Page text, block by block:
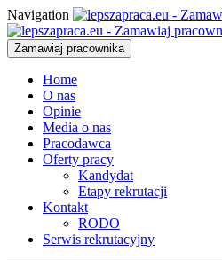
Navigation
Zamawiaj pracownika
Home
O nas
Opinie
Media o nas
Pracodawca
Oferty pracy
Kandydat
Etapy rekrutacji
Kontakt
RODO
Serwis rekrutacyjny